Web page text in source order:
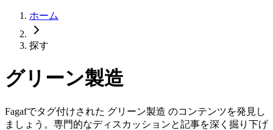
ホーム
探す
グリーン製造
Fagafでタグ付けされた グリーン製造 のコンテンツを発見し
ましょう。専門的なディスカッションと記事を深く掘り下げ